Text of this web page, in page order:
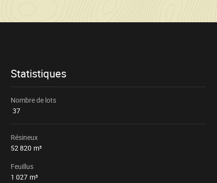
Informations
Statistiques
Nombre de lots
37
Résineux
52 820 m³
Feuillus
1 027 m³